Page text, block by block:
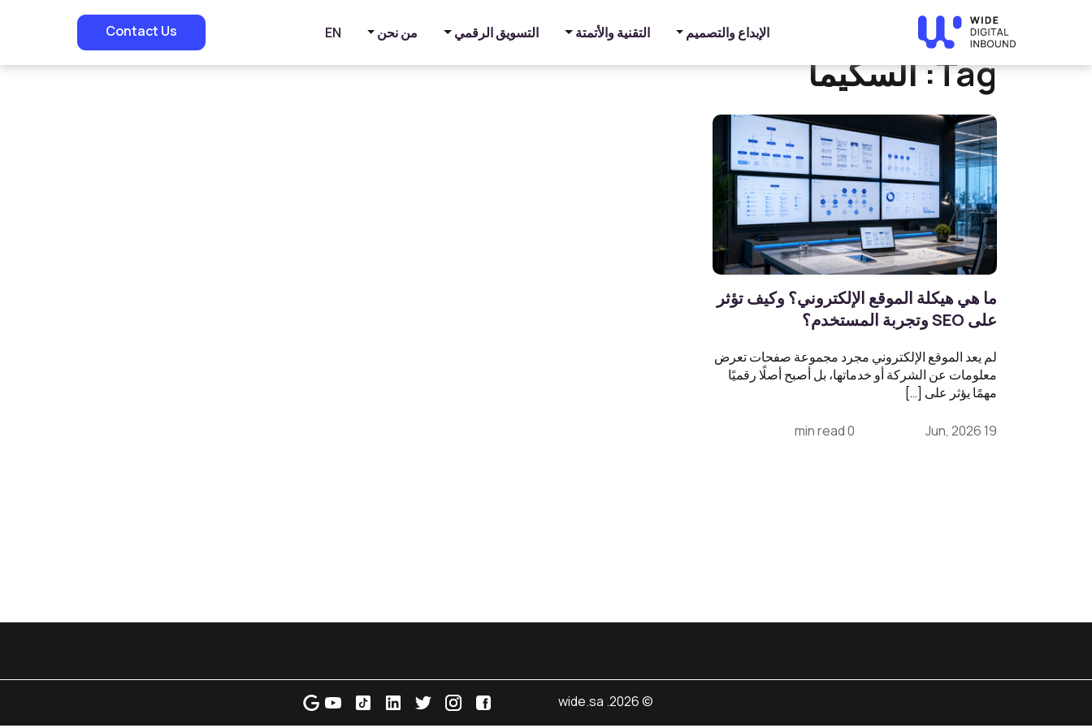
الإبداع والتصميم التقنية والأتمتة التسويق الرقمي من نحن EN
Contact Us Home
» السكيما
Tag: السكيما
ما هي هيكلة الموقع الإلكتروني؟ وكيف تؤثر
على SEO وتجربة المستخدم؟
لم يعد الموقع الإلكتروني مجرد مجموعة صفحات تعرض
معلومات عن الشركة أو خدماتها، بل أصبح أصلًا رقميًا
مهمًا يؤثر على […]
19 Jun, 2026
0 min read
© 2026. wide.sa